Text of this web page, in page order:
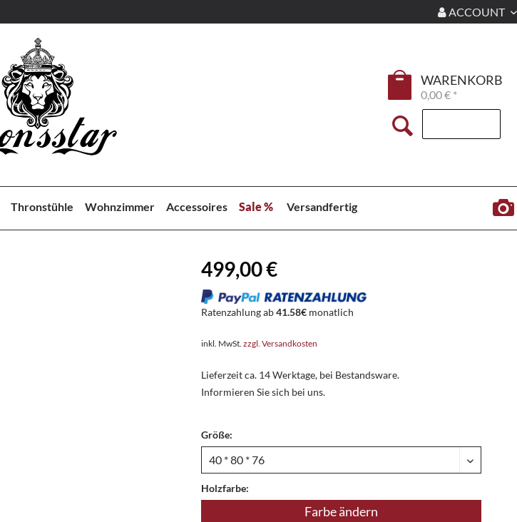
ACCOUNT
WARENKORB
0,00 € *
Thronstühle Wohnzimmer Accessoires Sale % Versandfertig
499,00 €
Ratenzahlung ab41.58€ monatlich
inkl. MwSt.zzgl. Versandkosten
Lieferzeit ca. 14 Werktage, bei Bestandsware.
Informieren Sie sich bei uns.
Größe:
Holzfarbe:
Farbe ändern